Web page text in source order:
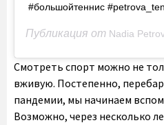
#большойтеннис
Публикация от Nadia
Смотреть спорт можно не
вживую. Постепенно,
пандемии, мы начинаем
Возможно, через несколько